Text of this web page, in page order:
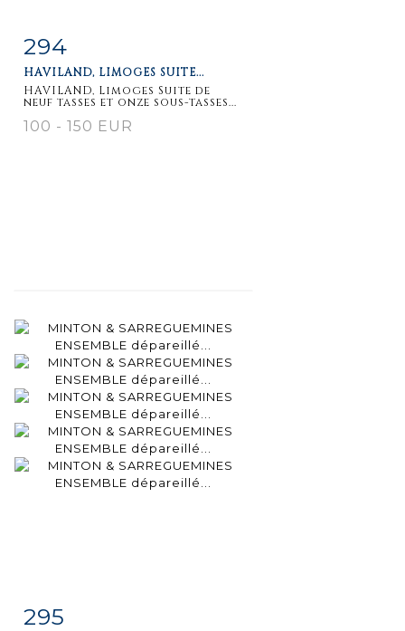
Fiche
détaillée
294
HAVILAND, LIMOGES SUITE...
HAVILAND, Limoges Suite de
neuf tasses et onze sous-tasses...
100 - 150 EUR
Fiche
295